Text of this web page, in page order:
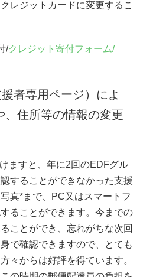
レジットカードに変更するこ
/クレジット寄付フォーム/
者専用ページ）によ
、住所等の情報の変更
ますと、年に2回のEDFグル
することができなかった支援
真*まで、PC又はスマートフ
ることができます。今までの
ことができ、忘れがちな次回
で確認できますので、とても
々からは好評を得ています。